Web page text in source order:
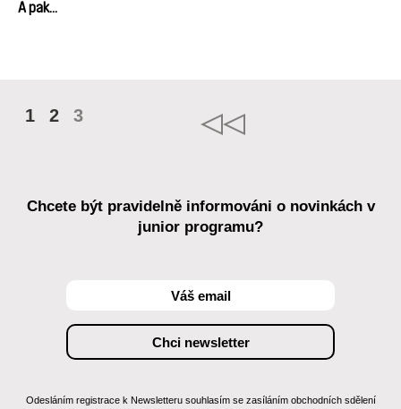
Raphael Stalder
A pak...
1 2 3
Chcete být pravidelně informováni o novinkách v
junior programu?
Odesláním registrace k Newsletteru souhlasím se zasíláním obchodních sdělení